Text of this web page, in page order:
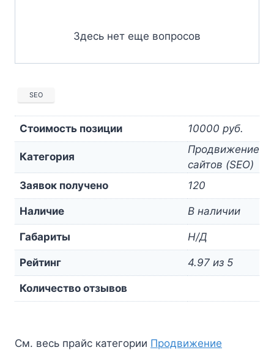
Здесь нет еще вопросов
SEO
Стоимость позиции 10000 руб.
Категория
Продвижение
сайтов (SEO)
Заявок получено
120
Наличие В наличии
Габариты Н/Д
Рейтинг 4.97 из 5
Количество отзывов
См. весь прайс категории Продвижение